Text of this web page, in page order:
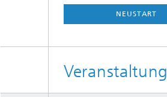
NEUSTART
Veranstaltung